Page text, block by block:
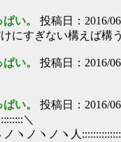
い。 投稿日：2016/
にすぎない構えば構
い。 投稿日：2016/
い。 投稿日：2016/
＼
ヽノヽ人::::::::::::::::